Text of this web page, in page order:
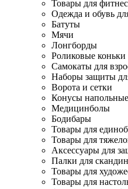
Товары для
Одежда и обувь
Батуты
Мячи
Лонгборды
Роликовые коньки
Самокаты для
Наборы защиты
Ворота и сетки
Конусы
Медицинболы
Бодибары
Товары для
Товары для
Аксессуары для
Палки для
Товары для
Товары для